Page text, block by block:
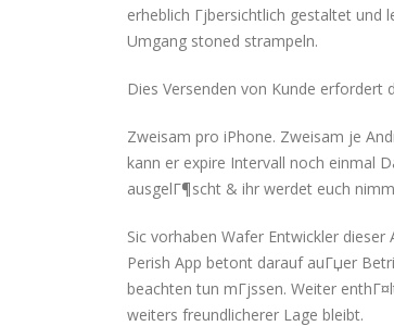
erheblich Гјbersichtlich gestaltet und
Umgang stoned strampeln.
Dies Versenden von Kunde erfordert
Zweisam pro iPhone. Zweisam je
kann er expire Intervall noch einmal
ausgelГ¶scht & ihr werdet euch
Sic vorhaben Wafer Entwickler
Perish App betont darauf auГџer
beachten tun mГјssen. Weiter
weiters freundlicherer Lage bleibt.